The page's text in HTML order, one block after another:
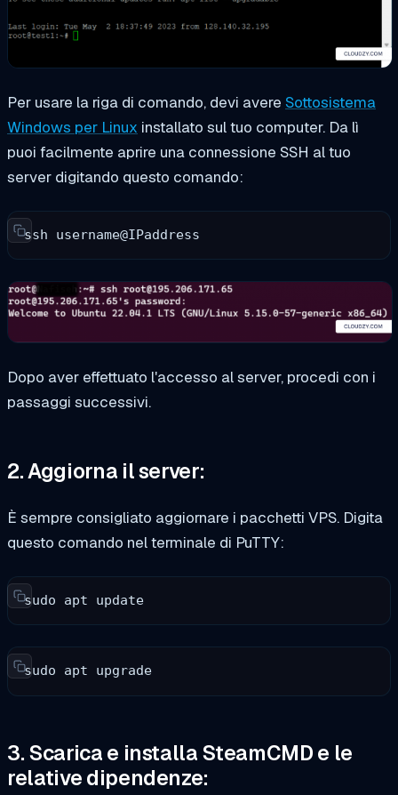
Per usare la riga di comando, devi avere Sottosistema
Windows per Linux installato sul tuo computer. Da lì
puoi facilmente aprire una connessione SSH al tuo
server digitando questo comando:
ssh username@IPaddress
Dopo aver effettuato l'accesso al server, procedi con i
passaggi successivi.
2. Aggiorna il server:
È sempre consigliato aggiornare i pacchetti VPS. Digita
questo comando nel terminale di PuTTY:
sudo apt update
sudo apt upgrade
3. Scarica e installa SteamCMD e le
relative dipendenze: